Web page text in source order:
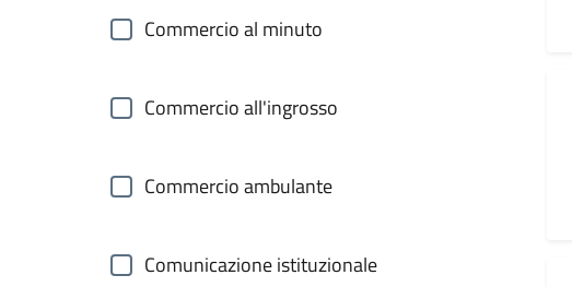
Commercio al minuto
Commercio all'ingrosso
Commercio ambulante
Comunicazione istituzionale